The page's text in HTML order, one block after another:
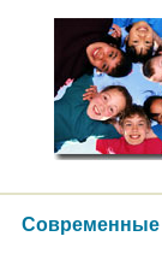
Современные